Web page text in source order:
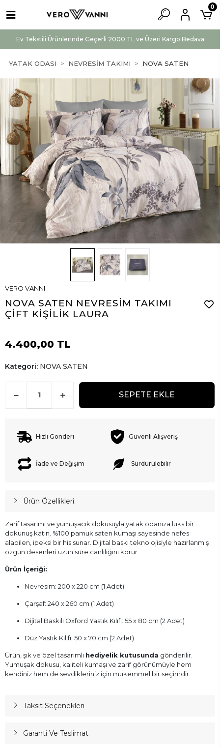
Ev Tekstili Ürünlerinde Geçerli 2000 TL ve Üzeri Kargo Bedava
0
YATAK ODASI NEVRESİM TAKIMI NOVA SATEN
VERO VANNI
NOVA SATEN NEVRESİM TAKIMI
ÇİFT KİŞİLİK LAURA
4.400,00 TL
Kategori: NOVA SATEN
SEPETE EKLE
Hızlı Gönderi Güvenli Alışveriş
İade ve Değişim Sürdürülebilir
Ürün Özellikleri
Zarif tasarımı ve yumuşacık dokusuyla yatak odanıza lüks bir
dokunuş katın. %100 pamuk saten kumaşı sayesinde nefes
alabilen, ipeksi bir his sunar. Dijital baskı teknolojisiyle hazırlanmış
özgün desenleri uzun süre canlılığını korur.
Ürün İçeriği:
Nevresim: 200 x 220 cm (1 Adet)
Çarşaf: 240 x 260 cm (1 Adet)
Dijital Baskılı Oxford Yastık Kılıfı: 55 x 80 cm (2 Adet)
Düz Yastık Kılıfı: 50 x 70 cm (2 Adet)
Ürün, şık ve özel tasarımlı hediyelik kutusunda gönderilir.
Yumuşak dokusu, kaliteli kumaşı ve zarif görünümüyle hem
kendiniz hem de sevdikleriniz için mükemmel bir seçimdir.
Taksit Seçenekleri
Garanti Ve Teslimat